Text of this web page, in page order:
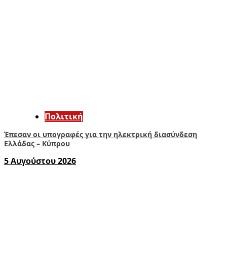
Πολιτική
Έπεσαν οι υπογραφές για την ηλεκτρική διασύνδεση
Ελλάδας – Κύπρου
5 Αυγούστου 2026